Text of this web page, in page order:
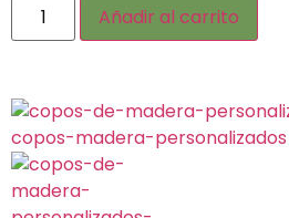
Añadir al carrito